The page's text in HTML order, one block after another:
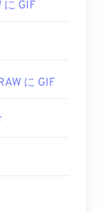
に GIF
に GIF